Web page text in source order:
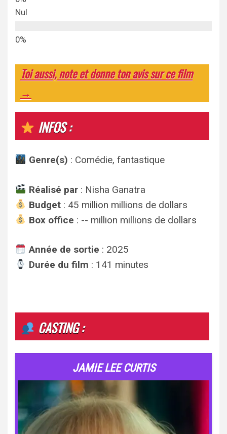
Nul
Toi aussi, note et donne ton avis sur ce film
→
INFOS :
Genre(s) : Comédie, fantastique
Réalisé par: Nisha Ganatra
Budget : 45 million millions de dollars
Box office : -- million millions de dollars
Année de sortie : 2025
Durée du film : 141 minutes
CASTING :
JAMIE LEE CURTIS